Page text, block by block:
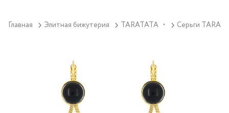
Главная Элитная бижутерия TARATATA ▼ Серьги